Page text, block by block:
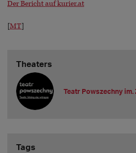
Der Bericht auf kurier.at
[MT]
Theaters
Teatr Powszechny
Tags